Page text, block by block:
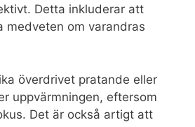
Detta inkluderar att
medveten om varandras
överdrivet pratande eller
uppvärmningen, eftersom
Det är också artigt att